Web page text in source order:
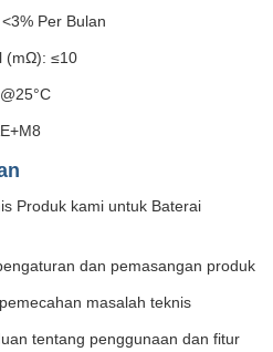
Per Bulan
(mΩ): ≤10
Produk kami untuk Baterai
dan pemasangan produk
masalah teknis
tentang penggunaan dan fitur